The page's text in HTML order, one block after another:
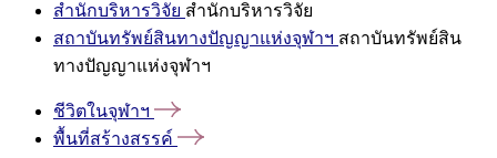
สำนักบริหารวิจัย สำนักบริหารวิจัย
สถาบันทรัพย์สินทางปัญญาแห่งจุฬาฯ สถาบันทรัพย์สิน
ทางปัญญาแห่งจุฬาฯ
ชีวิตในจุฬาฯ
พื้นที่สร้างสรรค์